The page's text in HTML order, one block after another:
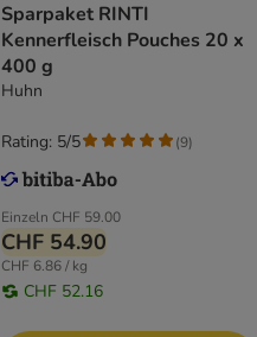
Sparpaket RINTI
Kennerfleisch Pouches 20 x
400 g
Huhn
Einzeln CHF 59.00
CHF 54.90
CHF 6.86 / kg
CHF 52.16
Rating: 5/5 (9)